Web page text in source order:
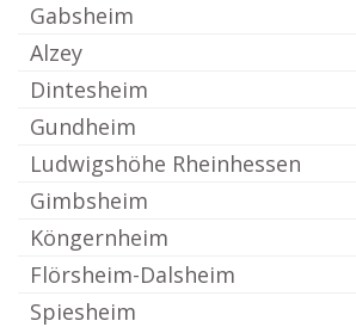
Gabsheim
Alzey
Dintesheim
Gundheim
Ludwigshöhe Rheinhessen
Gimbsheim
Köngernheim
Flörsheim-Dalsheim
Spiesheim